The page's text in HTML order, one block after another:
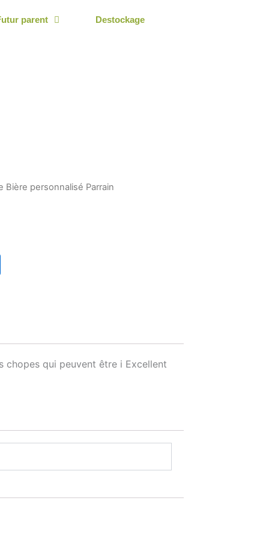
parent Destockage
Bière personnalisé Parrain
chopes qui peuvent être i Excellent